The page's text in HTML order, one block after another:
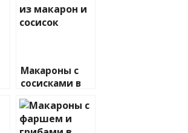
Макароны с
сосисками в
духовке